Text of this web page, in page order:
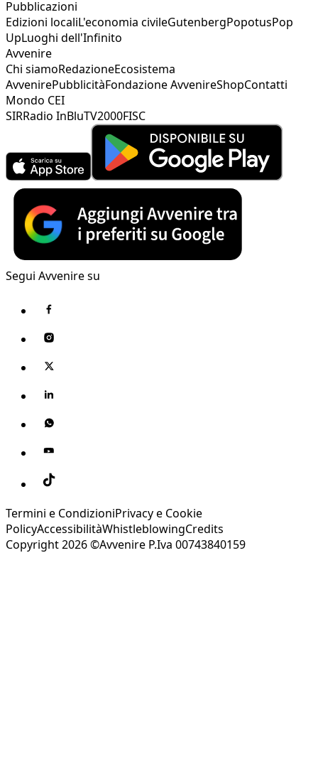
Pubblicazioni
Edizioni localiL'economia civileGutenbergPopotusPop
UpLuoghi dell'Infinito
Avvenire
Chi siamoRedazioneEcosistema
AvvenirePubblicitàFondazione AvvenireShopContatti
Mondo CEI
SIRRadio InBluTV2000FISC
Segui Avvenire su
Termini e CondizioniPrivacy e Cookie
PolicyAccessibilitàWhistleblowingCredits
Copyright 2026 ©Avvenire P.Iva 00743840159